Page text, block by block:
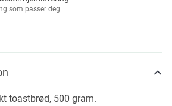
som passer deg
toastbrød, 500 gram.